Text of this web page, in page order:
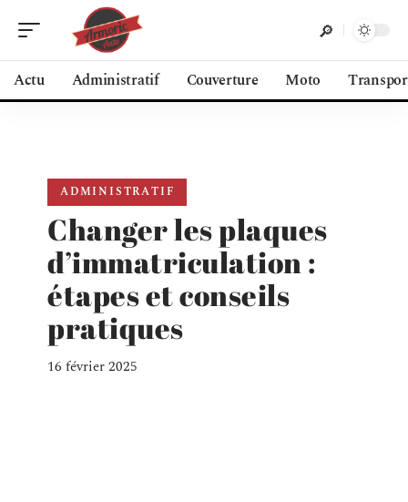
Actu Administratif Couverture Moto
ADMINISTRATIF
Changer les plaques
d’immatriculation :
étapes et conseils
pratiques
16 février 2025